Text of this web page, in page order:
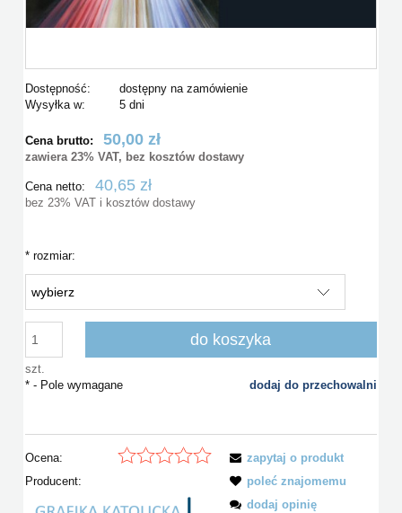
Dostępność:
dostępny na zamówienie
Wysyłka w:
5 dni
Cena brutto: 50,00 zł
zawiera 23% VAT, bez kosztów dostawy
Cena netto: 40,65 zł
bez 23% VAT i kosztów dostawy
* rozmiar:
szt.
do koszyka
dodaj do przechowalni
* - Pole wymagane
Ocena:
Producent:
zapytaj o produkt
poleć znajomemu
dodaj opinię